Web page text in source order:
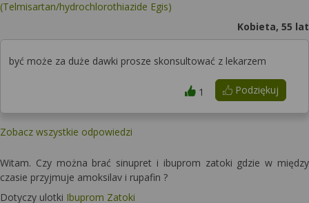
(Telmisartan/hydrochlorothiazide Egis)
Kobieta, 55 lat
być może za duże dawki prosze skonsultować z lekarzem
Podziękuj
1
Zobacz wszystkie odpowiedzi
Witam. Czy można brać sinupret i ibuprom zatoki gdzie w między
czasie przyjmuje amoksilav i rupafin ?
Dotyczy ulotki Ibuprom Zatoki